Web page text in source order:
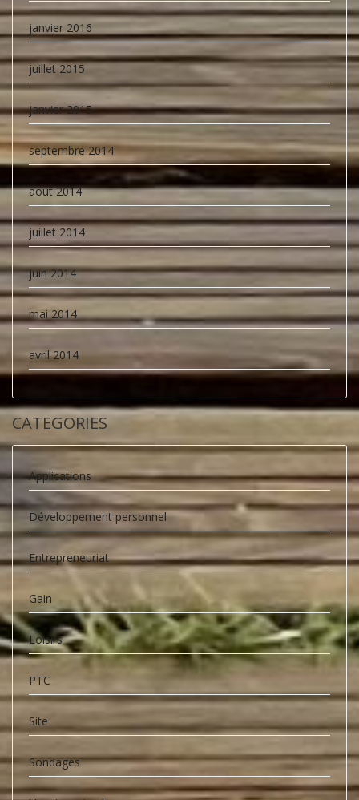
janvier 2016
juillet 2015
janvier 2015
septembre 2014
août 2014
juillet 2014
juin 2014
mai 2014
avril 2014
CATEGORIES
Applications
Développement personnel
Entrepreneuriat
Gain
Loisirs
PTC
Site
Sondages